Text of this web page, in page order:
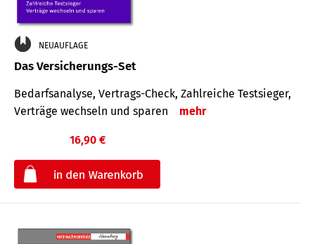
NEUAUFLAGE
Das Versicherungs-Set
Bedarfsanalyse, Vertrags-Check, Zahlreiche Testsieger,
Verträge wechseln und sparen
mehr
16,90 €